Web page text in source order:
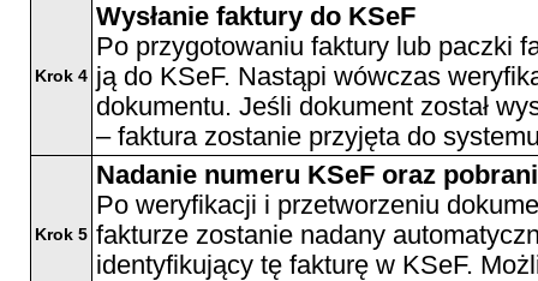
Krok 4
Wysłanie faktury do KSeF
Po przygotowaniu faktury lub paczki
ją do KSeF. Nastąpi wówczas
dokumentu. Jeśli dokument został
– faktura zostanie przyjęta do
Krok 5
Nadanie numeru KSeF oraz
Po weryfikacji i przetworzeniu
fakturze zostanie nadany
identyfikujący tę fakturę w KSeF.